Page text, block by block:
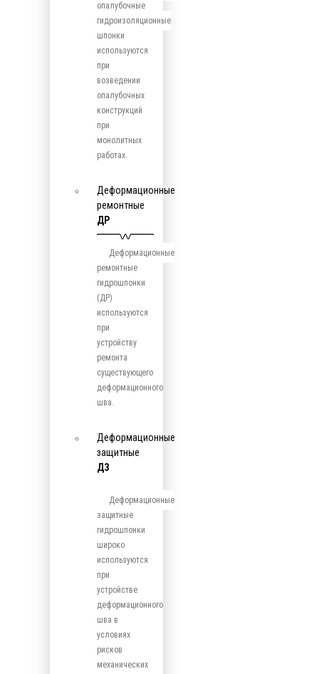
опалубочные
гидроизоляционные
шпонки
используются
при
возведении
опалубочных
конструкций
при
монолитных
работах.
Деформационные
ремонтные
ДР
Деформационные
ремонтные
гидрошпонки
(ДР)
используются
при
устройству
ремонта
существующего
деформационного
шва.
Деформационные
защитные
ДЗ
Деформационные
защитные
гидрошпонки
широко
используются
при
устройстве
деформационного
шва в
условиях
рисков
механических